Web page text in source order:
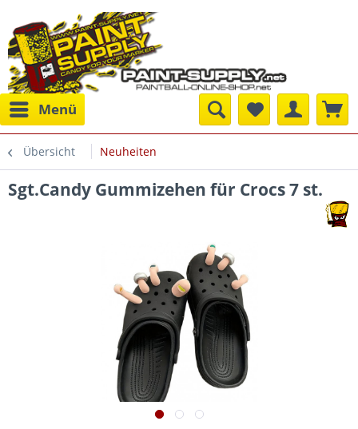
Menü
Übersicht Neuheiten
Sgt.Candy Gummizehen für Crocs 7 st.